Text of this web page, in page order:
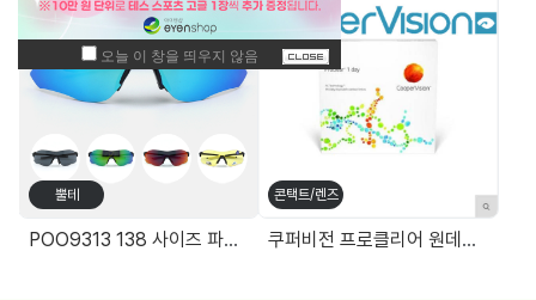
뿔테
POO9313 138 사이즈 파토스 선글라스
콘택트/렌즈
쿠퍼비전 프로클리어 원데이 대용량(90P)